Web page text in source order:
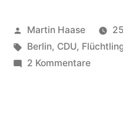
Veröffentlicht
von
Martin Haase
Schlagwörter:
Berlin, CDU,
2 Kommentarezu